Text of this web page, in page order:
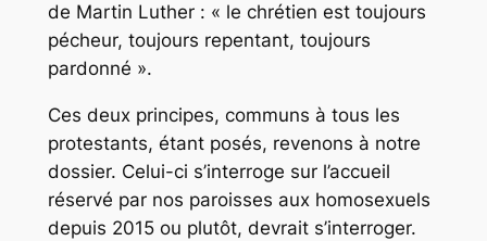
de Martin Luther : « le chrétien est toujours
pécheur, toujours repentant, toujours
pardonné ».
Ces deux principes, communs à tous les
protestants, étant posés, revenons à notre
dossier. Celui-ci s’interroge sur l’accueil
réservé par nos paroisses aux homosexuels
depuis 2015 ou plutôt, devrait s’interroger.